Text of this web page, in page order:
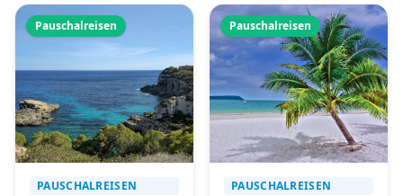
Pauschalreisen
PAUSCHALREISEN
Pauschalreisen
PAUSCHALREISEN